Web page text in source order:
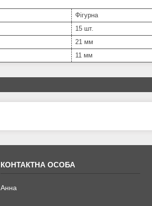
Фігурна
15 шт.
21 мм
11 мм
Анна